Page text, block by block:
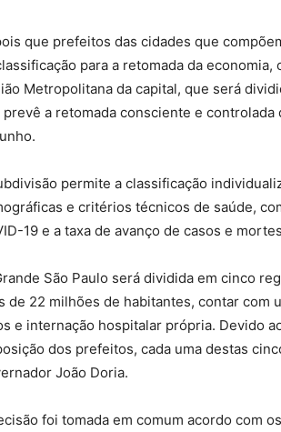
que prefeitos das cidades que
para a retomada da
Metropolitana da capital, que será
prevê a retomada consciente e
permite a classificação
e critérios técnicos de saúde,
19 e a taxa de avanço de casos e
São Paulo será dividida em cinco
de 22 milhões de habitantes, contar com
e internação hospitalar própria. Devido
dos prefeitos, cada uma destas
João Doria.
foi tomada em comum acordo com